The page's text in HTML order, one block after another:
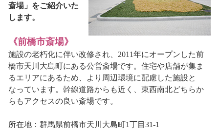
斎場」をご紹介いた
します。
《前橋市斎場》
施設の老朽化に伴い改修され、2011年にオープンした前
橋市天川大島町にある公営斎場です。住宅や店舗が集ま
るエリアにあるため、より周辺環境に配慮した施設と
なっています。幹線道路からも近く、東西南北どちらか
らもアクセスの良い斎場です。
所在地：群馬県前橋市天川大島町1丁目31-1